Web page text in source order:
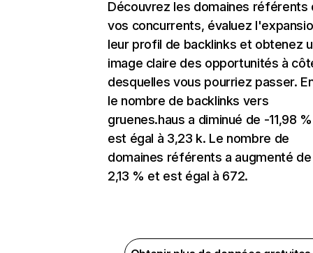
Découvrez les domaines référents
vos concurrents, évaluez
leur profil de backlinks et obtenez
image claire des opportunités à
desquelles vous pourriez passer.
le nombre de backlinks vers
gruenes.haus a diminué de -11,98
est égal à 3,23 k. Le nombre de
domaines référents a augmenté de
2,13 % et est égal à 672.